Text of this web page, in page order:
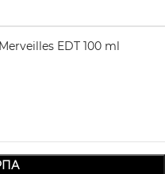
EDT 100 ml